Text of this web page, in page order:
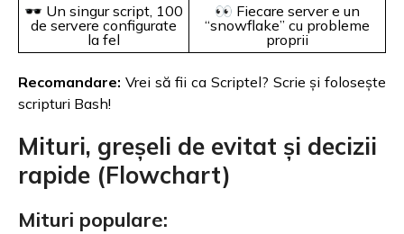
🕶️ Un singur script, 100
de servere configurate
la fel
👀 Fiecare server e un
“snowflake” cu probleme
proprii
Recomandare: Vrei să fii ca Scriptel? Scrie și folosește
scripturi Bash!
Mituri, greșeli de evitat și decizii
rapide (Flowchart)
Mituri populare: